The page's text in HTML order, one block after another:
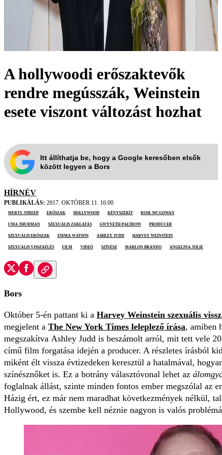
A hollywoodi erőszaktevők
rendre megússzák, Weinstein
esete viszont változást hozhat
Itt állíthatja be, hogy a Google keresőben elsők
között legyen a Bors
HÍRNÉV
PUBLIKÁLÁS: 2017. OKTÓBER 11. 16:00
Meryl Streep
erőszak Hollywood kényszerít
Rose McGowan
Uma Thurman
szexuális zaklatás Gwyneth Paltrow
producer
szexuális erőszak
Emma Watson Ashley Judd
Harvey Weinstein
szexuális visszaélés
film videó színész Marlon Brando Angelina Jolie
Bors
Október 5-én pattant ki a Harvey Weinstein szexuális
megjelent a The New York Times leleplező írása, amiben
megszakítva Ashley Judd is beszámolt arról, mit tett vele
című film forgatása idején a producer. A részletes írásból
miként élt vissza évtizedeken keresztül a hatalmával,
színésznőket is. Ez a botrány választóvonal lehet az
foglalnak állást, szinte minden fontos ember megszólal az
Házig ért, ez már nem maradhat következmények nélkül,
Hollywood, és szembe kell néznie nagyon is valós